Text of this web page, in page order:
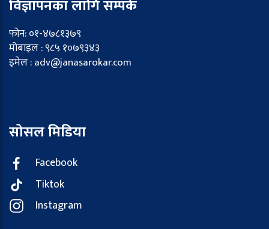
विज्ञापनका लागि सम्पर्क
फोन: ०१-४७८१३७९
मोबाइल : ९८५ १०७९३४३
इमेल : adv@janasarokar.com
सोसल मिडिया
Facebook
Tiktok
Instagram